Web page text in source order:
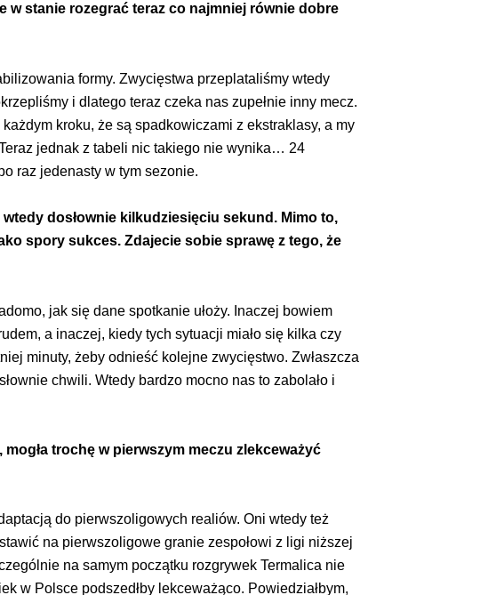
w stanie rozegrać teraz co najmniej równie dobre
formy. Zwycięstwa przeplataliśmy wtedy
i dlatego teraz czeka nas zupełnie inny mecz.
kroku, że są spadkowiczami z ekstraklasy, a my
jednak z tabeli nic takiego nie wynika… 24
raz jedenasty w tym sezonie.
dosłownie kilkudziesięciu sekund. Mimo to,
spory sukces. Zdajecie sobie sprawę z tego, że
jak się dane spotkanie ułoży. Inaczej bowiem
a inaczej, kiedy tych sytuacji miało się kilka czy
minuty, żeby odnieść kolejne zwycięstwo. Zwłaszcza
chwili. Wtedy bardzo mocno nas to zabolało i
trochę w pierwszym meczu zlekceważyć
do pierwszoligowych realiów. Oni wtedy też
na pierwszoligowe granie zespołowi z ligi niższej
na samym początku rozgrywek Termalica nie
w Polsce podszedłby lekceważąco. Powiedziałbym,